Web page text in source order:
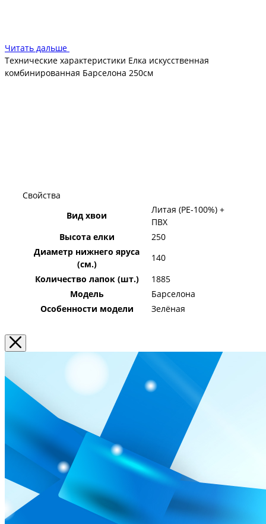
Читать дальше
Технические характеристики Елка искусственная
комбинированная Барселона 250см
Свойства
Вид хвои
Литая (PE-100%) +
ПВХ
Высота елки
250
Диаметр нижнего яруса
(см.)
140
Количество лапок (шт.)
1885
Модель
Барселона
Особенности модели
Зелёная